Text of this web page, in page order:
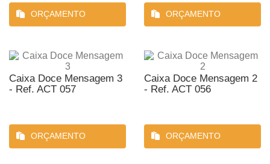
ORÇAMENTO ORÇAMENTO
Caixa Doce Mensagem 3
- Ref. ACT 057
ORÇAMENTO
Caixa Doce Mensagem 2
- Ref. ACT 056
ORÇAMENTO